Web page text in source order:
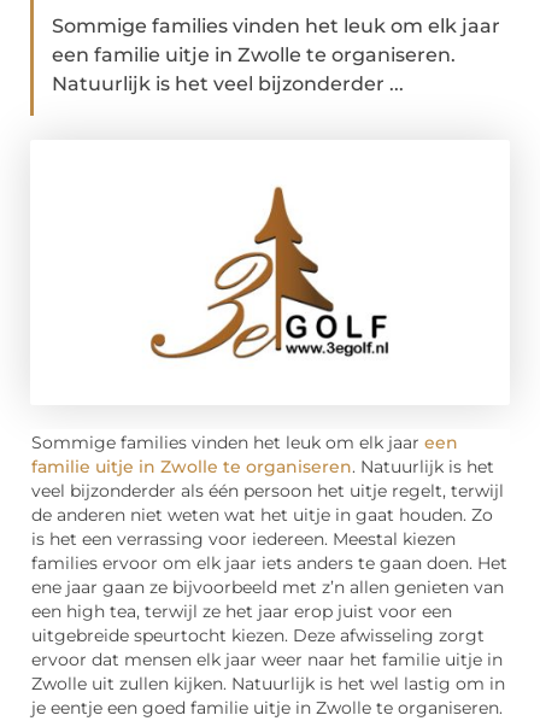
Sommige families vinden het leuk om elk jaar
een familie uitje in Zwolle te organiseren.
Natuurlijk is het veel bijzonderder ...
Sommige families vinden het leuk om elk jaar een
familie uitje in Zwolle te organiseren. Natuurlijk is het
veel bijzonderder als één persoon het uitje regelt, terwijl
de anderen niet weten wat het uitje in gaat houden. Zo
is het een verrassing voor iedereen. Meestal kiezen
families ervoor om elk jaar iets anders te gaan doen. Het
ene jaar gaan ze bijvoorbeeld met z’n allen genieten van
een high tea, terwijl ze het jaar erop juist voor een
uitgebreide speurtocht kiezen. Deze afwisseling zorgt
ervoor dat mensen elk jaar weer naar het familie uitje in
Zwolle uit zullen kijken. Natuurlijk is het wel lastig om in
je eentje een goed familie uitje in Zwolle te organiseren.